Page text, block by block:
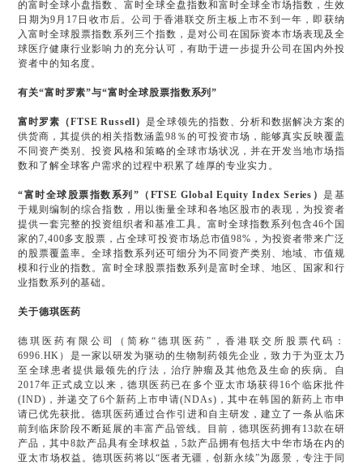
的富时全球小盘指数、富时全球全盘指数和富时全球全市场指数，生效
日期为9月17日收市后。公司于香港联交所主板上市不到一年，即获纳
入富时全球股票指数系列三个指数，是对公司在国际资本市场表现及全
球医疗健康行业影响力的充分认可，有助于进一步提升公司在国内外投
资者中的知名度。
有关“富时罗素”与“富时全球股票指数系列”
富时罗素（FTSE Russell）是全球领先的指数、分析和数据解决方案的
供货商，其提供的相关指数涵盖98％的可投资市场，能够真实反映覆盖
不同资产类别、投资风格和策略的全球市场状况，并在开发当地市场指
数和了解全球客户需求的过程中积累了雄厚的专业实力。
“富时全球股票指数系列”（FTSE Global Equity Index Series）是基
于规则编制的综合指数，用以衡量全球和各地区股市的表现，为投资者
提供一套完整的投资组织者和基准工具。富时全球指数系列包含46个国
家的7,400多支股票，占全球可投资市场总市值98%，为投资者带来广泛
的股票覆盖率。全球指数系列还可细分为不同资产类别、地域、市值规
模和行业的指数。富时全球股票指数系列是富时全球、地区、国家和行
业指数系列的基础。
关于德琪医药
德琪医药有限公司（简称“德琪医药”，香港联交所股票代码：
6996.HK）是一家以研发为驱动的生物制药领先企业，致力于为亚太乃
至全球患者提供最领先的疗法，治疗肿瘤及其他危及生命的疾病。自
2017年正式成立以来，德琪医药已在多个亚太市场获得16个临床批件
(IND)，并递交了6个新药上市申请(NDAs)，其中在韩国的新药上市申
请已优先获批。德琪医药通过合作引进和自主研发，建立了一条从临床
前到临床阶段不断延展的丰富产品管线。目前，德琪医药拥有13款在研
产品，其中8款产品具有全球权益，5款产品拥有包括大中华市场在内的
亚太市场权益。德琪医药将以“医者无疆，创新永续”为愿景，专注于同